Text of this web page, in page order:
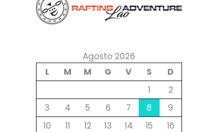
Agosto 2026
L
M M G V S
D
1
2
3
4 5 6 7 8
9
10
11 12 13 14 15
16